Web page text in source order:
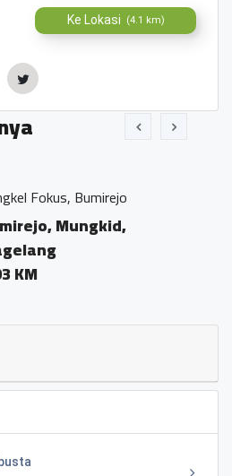
Ke Lokasi (4.1 km)
Fokus, Bumirejo
Mungkid,
KM